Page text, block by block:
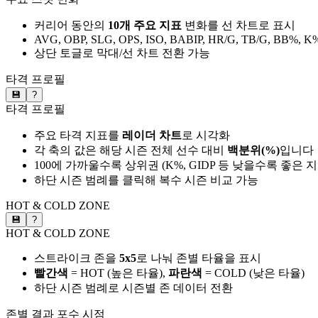
커리어 동안의 10개 주요 지표 변화를 선 차트로 표시
AVG, OBP, SLG, OPS, ISO, BABIP, HR/G, TB/G, BB%,
상단 토글로 막대/선 차트 전환 가능
타격 프로필
💾 ?
타격 프로필
주요 타격 지표를 레이더 차트로 시각화
각 축의 값은 해당 시즌 전체 선수 대비 백분위(%)입니다
100에 가까울수록 상위권 (K%, GIDP 등 낮을수록 좋은
하단 시즌 범례를 클릭해 복수 시즌 비교 가능
HOT & COLD ZONE
💾 ?
HOT & COLD ZONE
스트라이크 존을 5x5로 나눠 존별 타율을 표시
빨간색 = HOT (높은 타율), 파란색 = COLD (낮은 타율)
하단 시즌 범례로 시즌별 존 데이터 전환
존별 결과 포수 시점